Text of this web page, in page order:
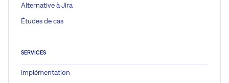
Alternative à Jira
Études de cas
SERVICES
Implémentation